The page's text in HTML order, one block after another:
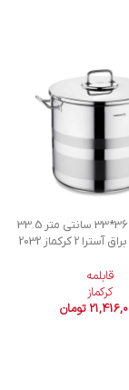
قابلمه گود 36*33 سانتی متر 33.5
2 کرکماز 2032
قابلمه
کرکماز
تومان